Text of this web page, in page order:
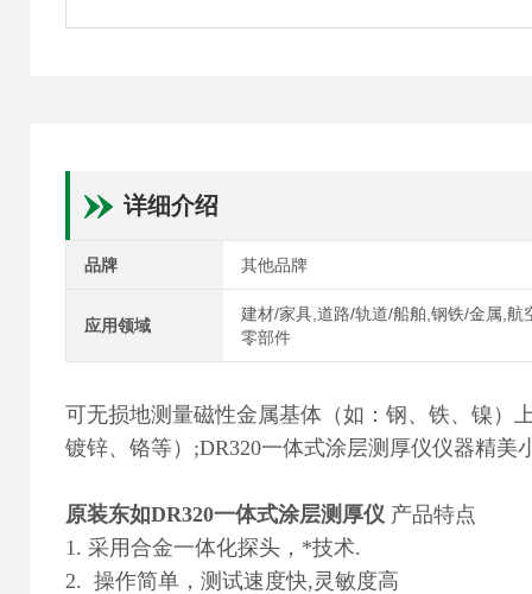
详细介绍
品牌 其他品牌
应用领域
建材/家具,道路/轨道/船舶,钢铁/金属,航
零部件
可无损地测量磁性金属基体（如：钢、铁、镍）
镀锌、铬等）;DR320一体式涂层测厚仪仪器精
原装东如DR320一体式涂层测厚仪 产品特点
1. 采用合金一体化探头，*技术.
2. 操作简单，测试速度快,灵敏度高